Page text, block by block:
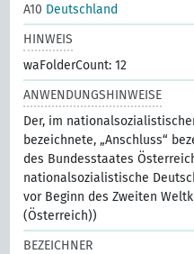
A10 Deutschland
HINWEIS
waFolderCount: 12
ANWENDUNGSHINWEISE
Der, im
bezeichnete, „Anschluss“
des Bundesstaates
nationalsozialistische
vor Beginn des Zweiten
(Österreich))
BEZEICHNER